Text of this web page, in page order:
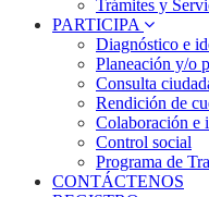
Trámites y
PARTICIPA
Diagnóstico e
Planeación y/o
Consulta
Rendición de
Colaboración e
Control social
Programa de
CONTÁCTENOS